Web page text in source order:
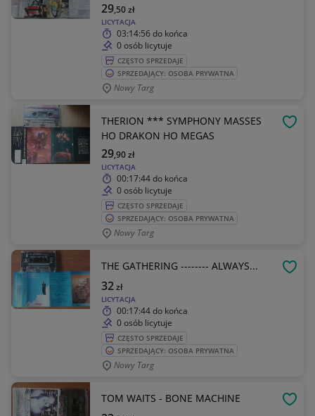
LICYTACJA
29,50zł
03:14:56do końca
0 osób licytuje
CZĘSTO SPRZEDAJE
SPRZEDAJĄCY: OSOBA PRYWATNA
Nowy Targ
THERION *** SYMPHONY MASSES
HO DRAKON HO MEGAS
LICYTACJA
29,90zł
00:17:44do końca
0 osób licytuje
CZĘSTO SPRZEDAJE
SPRZEDAJĄCY: OSOBA PRYWATNA
Nowy Targ
THE GATHERING -------- ALWAYS...
LICYTACJA
32zł
00:17:44do końca
0 osób licytuje
CZĘSTO SPRZEDAJE
SPRZEDAJĄCY: OSOBA PRYWATNA
Nowy Targ
TOM WAITS - BONE MACHINE